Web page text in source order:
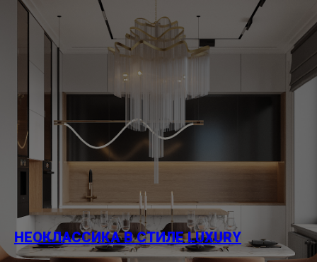
НЕОКЛАССИКА В СТИЛЕ LUXURY